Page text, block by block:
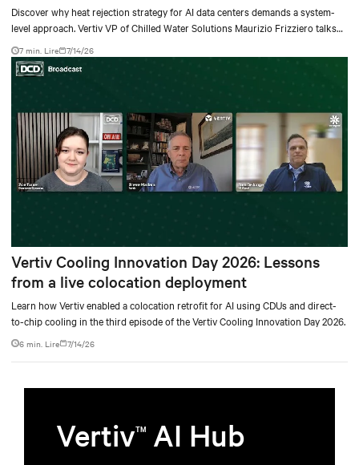
Discover why heat rejection strategy for AI data centers demands a system-
level approach. Vertiv VP of Chilled Water Solutions Maurizio Frizziero talks
about density, location, and water tradeoffs.
7 min. Lire 7/14/26
Vertiv Cooling Innovation Day 2026: Lessons
from a live colocation deployment
Learn how Vertiv enabled a colocation retrofit for AI using CDUs and direct-
to-chip cooling in the third episode of the Vertiv Cooling Innovation Day 2026.
6 min. Lire 7/14/26
VertivTM AI Hub